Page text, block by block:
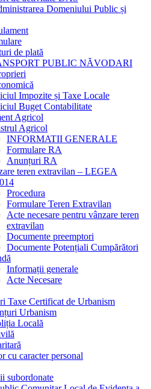
Domeniului Public și
de plată
PUBLIC NĂVODARI
Impozite și Taxe Locale
Buget Contabilitate
Agricol
Agricol
INFORMATII GENERALE
Formulare RA
Anunțuri RA
teren extravilan – LEGEA
Procedura
Formulare Teren Extravilan
Acte necesare pentru vânzare teren
extravilan
Documente preemptori
Documente Potențiali Cumpărători
Informații generale
Acte Necesare
Taxe Certificat de Urbanism
Urbanism
Locală
cu caracter personal
subordonate